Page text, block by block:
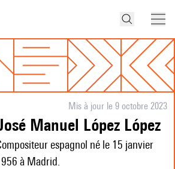
Mis à jour le 9 octobre 2023
José Manuel López López
espagnol né le 15 janvier
à Madrid.